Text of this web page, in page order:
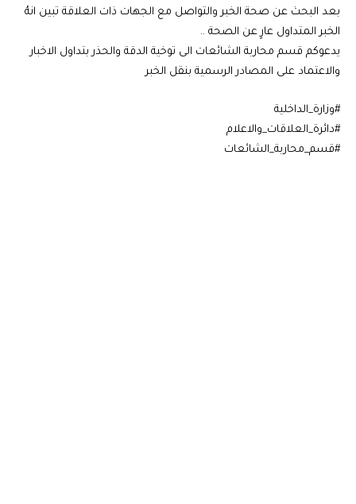
بعد البحث عن صحة الخبر والتواصل مع الجهات ذات العلاقة تبين انهُ
الخبر المتداول عارٍ عن الصحة ..
يدعوكم قسم محاربة الشائعات الى توخية الدقة والحذر بتداول الاخبار
والاعتماد على المصادر الرسمية بنقل الخبر
#وزارة_الداخلية
#دائرة_العلاقات_والاعلام
#قسم_محاربة_الشائعات